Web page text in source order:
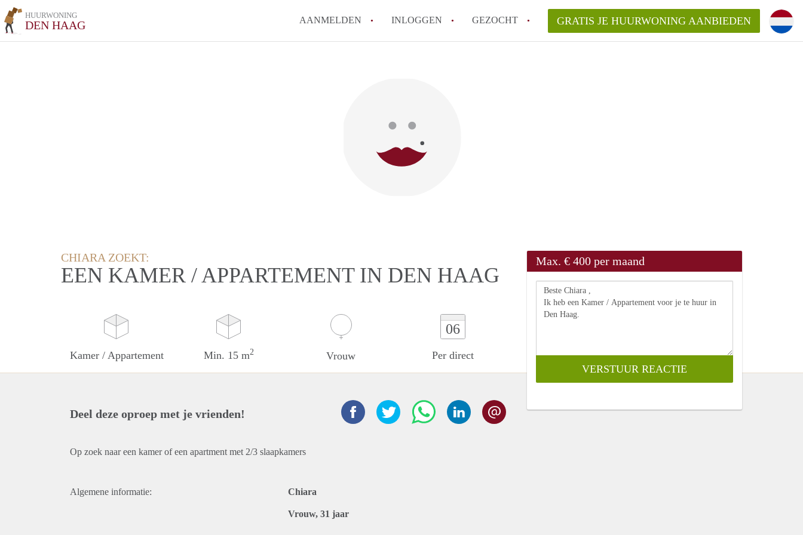
HUURWONING
DEN HAAG AANMELDEN INLOGGEN GEZOCHT GRATIS JE HUURWONING AANBIEDEN
CHIARA ZOEKT:
EEN KAMER / APPARTEMENT IN DEN HAAG
Kamer / Appartement Min. 15 m2 Vrouw
06
Per direct
Max. € 400 per maand
Deel deze oproep met je vrienden!
Op zoek naar een kamer of een apartment met 2/3 slaapkamers
Algemene informatie: Chiara
Vrouw, 31 jaar